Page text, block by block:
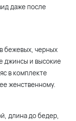
даже после
бежевых, черных
джинсы и высокие
в комплекте
женственному.
длина до бедер,